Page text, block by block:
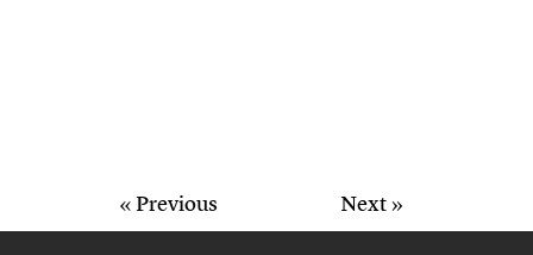
« Previous Next »